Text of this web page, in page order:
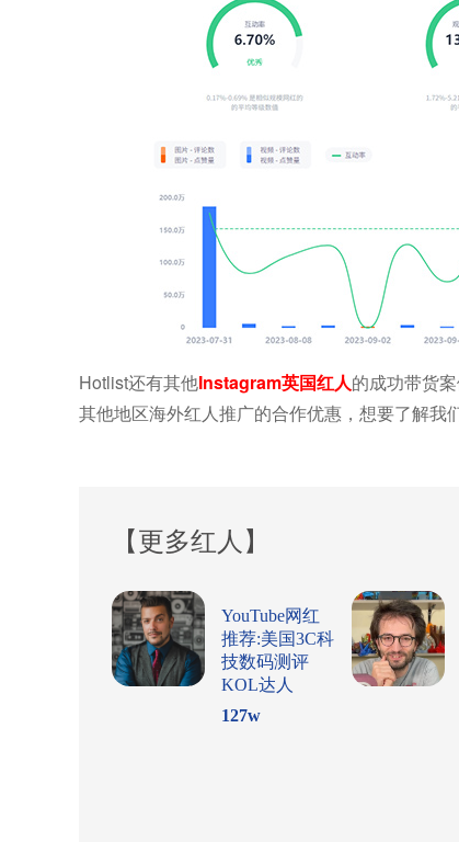
Hotlist还有其他Instagram英国红人的成功带货
其他地区海外红人推广的合作优惠，想要了解我
【更多红人】
YouTube网红
推荐:美国3C科
技数码测评
KOL达人
127w